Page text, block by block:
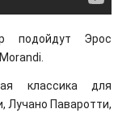
подойдут Эрос
классика для
Лучано Паваротти,